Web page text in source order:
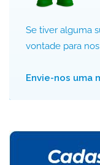
Se tiver alguma
vontade para
Envie-nos uma